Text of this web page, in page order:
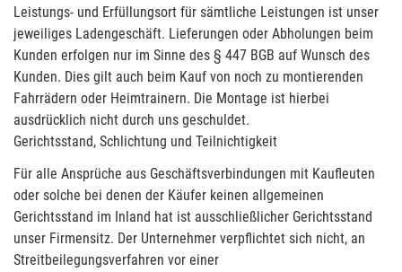
Leistungs- und Erfüllungsort für sämtliche Leistungen ist unser
jeweiliges Ladengeschäft. Lieferungen oder Abholungen beim
Kunden erfolgen nur im Sinne des § 447 BGB auf Wunsch des
Kunden. Dies gilt auch beim Kauf von noch zu montierenden
Fahrrädern oder Heimtrainern. Die Montage ist hierbei
ausdrücklich nicht durch uns geschuldet.
Gerichtsstand, Schlichtung und Teilnichtigkeit
Für alle Ansprüche aus Geschäftsverbindungen mit Kaufleuten
oder solche bei denen der Käufer keinen allgemeinen
Gerichtsstand im Inland hat ist ausschließlicher Gerichtsstand
unser Firmensitz. Der Unternehmer verpflichtet sich nicht, an
Streitbeilegungsverfahren vor einer